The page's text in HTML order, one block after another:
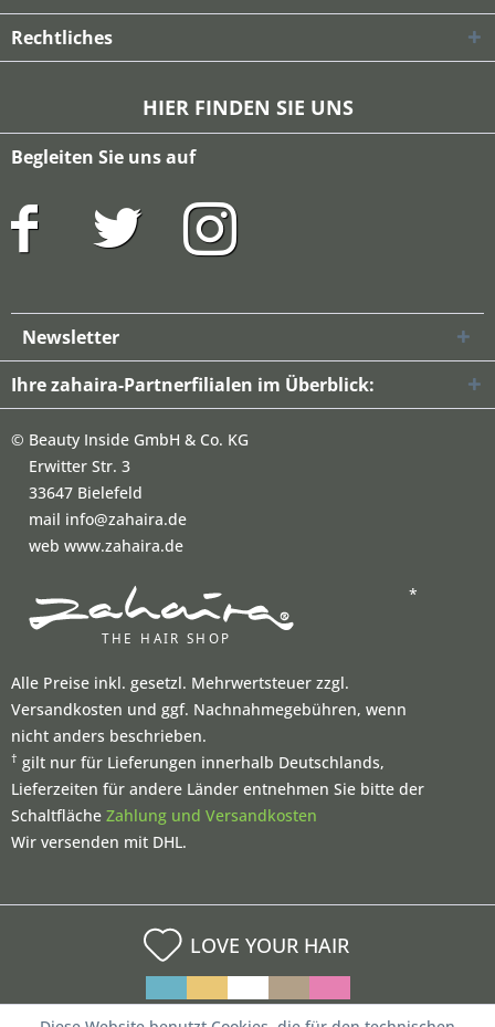
Rechtliches
HIER FINDEN SIE UNS
Begleiten Sie uns auf
Newsletter
Ihre zahaira-Partnerfilialen im Überblick:
© Beauty Inside GmbH & Co. KG
Erwitter Str. 3
33647 Bielefeld
mail info@zahaira.de
web www.zahaira.de
*
Alle Preise inkl. gesetzl. Mehrwertsteuer zzgl.
Versandkosten und ggf. Nachnahmegebühren, wenn
nicht anders beschrieben.
† gilt nur für Lieferungen innerhalb Deutschlands,
Lieferzeiten für andere Länder entnehmen Sie bitte der
Schaltfläche Zahlung und Versandkosten
Wir versenden mit DHL.
LOVE YOUR HAIR